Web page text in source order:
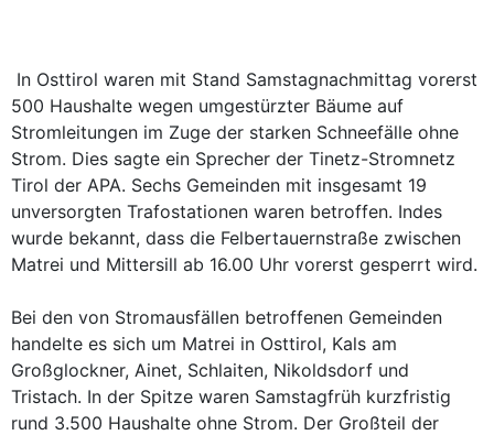
In Osttirol waren mit Stand Samstagnachmittag vorerst
500 Haushalte wegen umgestürzter Bäume auf
Stromleitungen im Zuge der starken Schneefälle ohne
Strom. Dies sagte ein Sprecher der Tinetz-Stromnetz
Tirol der APA. Sechs Gemeinden mit insgesamt 19
unversorgten Trafostationen waren betroffen. Indes
wurde bekannt, dass die Felbertauernstraße zwischen
Matrei und Mittersill ab 16.00 Uhr vorerst gesperrt wird.
Bei den von Stromausfällen betroffenen Gemeinden
handelte es sich um Matrei in Osttirol, Kals am
Großglockner, Ainet, Schlaiten, Nikoldsdorf und
Tristach. In der Spitze waren Samstagfrüh kurzfristig
rund 3.500 Haushalte ohne Strom. Der Großteil der